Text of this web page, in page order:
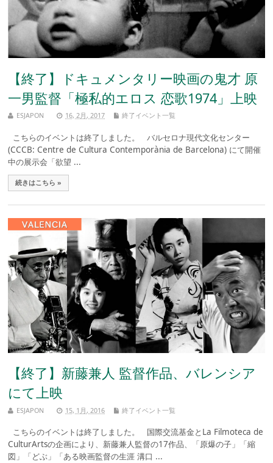
【終了】ドキュメンタリー映画の鬼才 原
一男監督「極私的エロス 恋歌1974」上映
ESJAPON 16, 2月, 2017 終了イベント一覧
こちらのイベントは終了しました。 バルセロナ現代文化センター
(CCCB: Centre de Cultura Contemporània de Barcelona) にて開催
中の展示会「欲望 ...
続きはこちら »
【終了】新藤兼人 監督作品、バレンシア
にて上映
ESJAPON 15, 1月, 2016 終了イベント一覧
こちらのイベントは終了しました。 国際交流基金とLa Filmoteca de
CulturArtsの企画により、新藤兼人監督の17作品、「原爆の子」「縮
図」「どぶ」「ある映画監督の生涯 溝口 ...